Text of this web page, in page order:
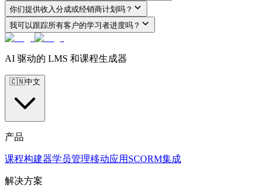
你们提供收入分成或经销商计划吗？
我可以跟踪所有客户的学习者进度吗？
AI 驱动的 LMS 和课程生成器
🇨🇳中文
产品
课程构建器学员管理移动应用 SCORM集成
解决方案